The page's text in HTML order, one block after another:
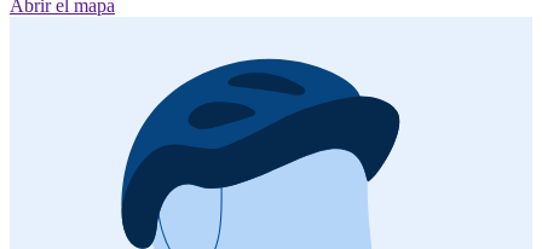
Abrir el mapa